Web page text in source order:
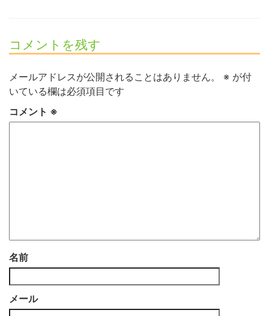
コメントを残す
メールアドレスが公開されることはありません。 ※ が付
いている欄は必須項目です
コメント ※
名前
メール